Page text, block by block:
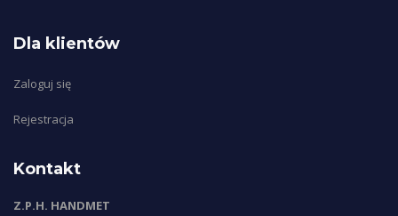
Dla klientów
Zaloguj się
Rejestracja
Kontakt
Z.P.H. HANDMET